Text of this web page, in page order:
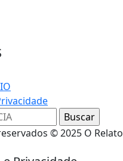
© 2025 O Relato